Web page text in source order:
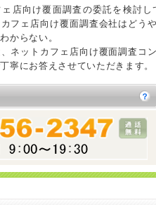
ェ店向け覆面調査の委託を検討
フェ店向け覆面調査会社はどう
からない。
ネットカフェ店向け覆面調査コ
寧にお答えさせていただきます。